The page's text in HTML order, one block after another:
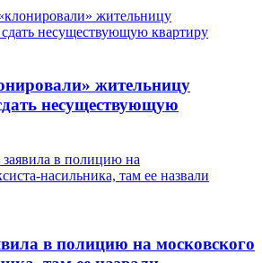
жительницу
несуществующую
в полицию на московского